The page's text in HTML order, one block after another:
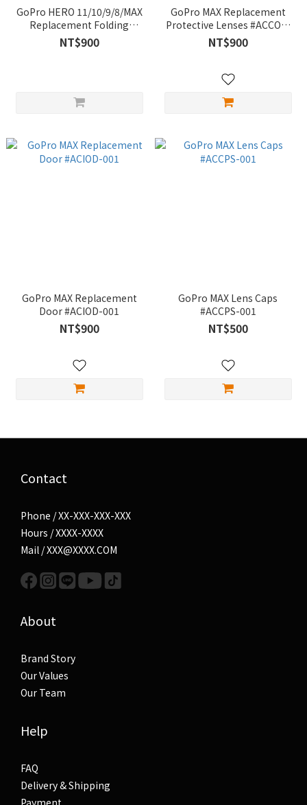
GoPro HERO 11/10/9/8/MAX
Replacement Folding
Fingers #AJMFR-001
NT$900
GoPro MAX Replacement
Protective Lenses #ACCOV-
001
NT$900
GoPro MAX Replacement
Door #ACIOD-001
NT$900
GoPro MAX Lens Caps
#ACCPS-001
NT$500
Contact
Phone / XX-XXX-XXX-XXX
Hours / XXXX-XXXX
Mail / XXX@XXXX.COM
About
Brand Story
Our Values
Our Team
Help
FAQ
Delivery & Shipping
Payment